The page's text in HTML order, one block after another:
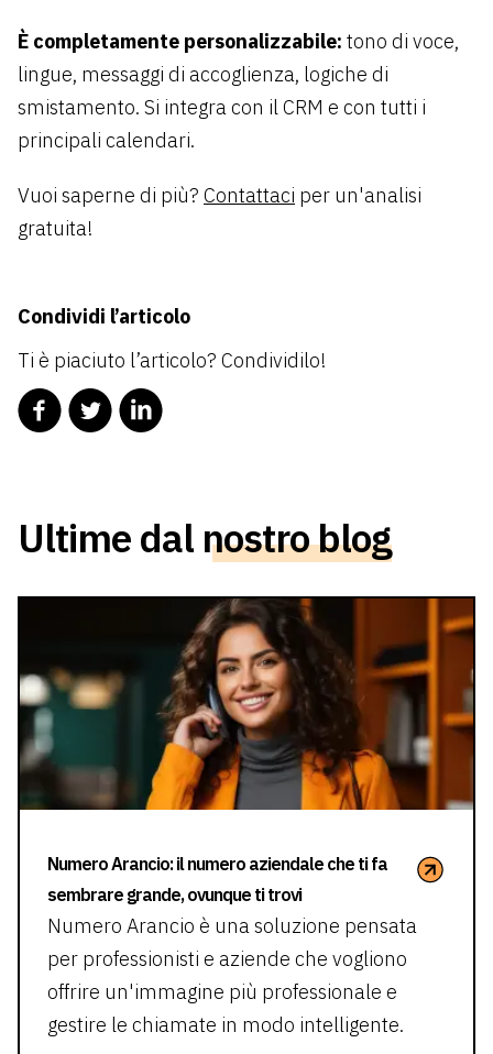
È completamente personalizzabile: tono di voce,
lingue, messaggi di accoglienza, logiche di
smistamento. Si integra con il CRM e con tutti i
principali calendari.
Vuoi saperne di più? Contattaci per un'analisi
gratuita!
Condividi l’articolo
Ti è piaciuto l’articolo? Condividilo!
Ultime dal nostro blog
Numero Arancio: il numero aziendale che ti fa
sembrare grande, ovunque ti trovi
Numero Arancio è una soluzione pensata
per professionisti e aziende che vogliono
offrire un'immagine più professionale e
gestire le chiamate in modo intelligente.